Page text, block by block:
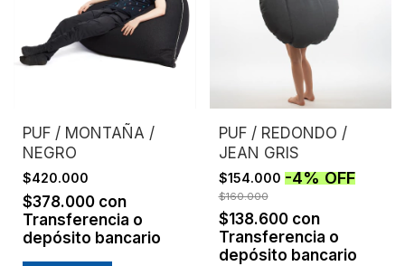
PUF / MONTAÑA /
NEGRO
$420.000
$378.000 con
Transferencia o
depósito bancario
PUF / REDONDO /
JEAN GRIS
$154.000 -4%OFF
$160.000
$138.600 con
Transferencia o
depósito bancario